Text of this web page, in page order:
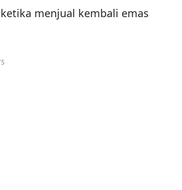
menjual kembali emas